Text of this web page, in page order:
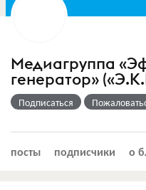
Медиагруппа
генератор»
Подписаться
посты подписчики о